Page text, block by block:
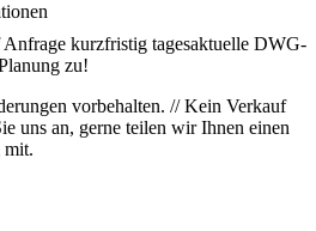
Anfrage kurzfristig tagesaktuelle DWG-
zu!
vorbehalten. // Kein Verkauf
uns an, gerne teilen wir Ihnen einen
mit.